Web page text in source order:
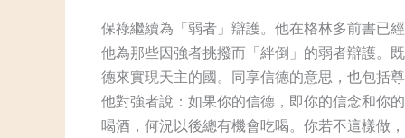
保祿繼續為「弱者」辯護。他在格林多前書已
他為那些因強者挑撥而「絆倒」的弱者辯護。
德來實現天主的國。同享信德的意思，也包括
他對強者說：如果你的信德，即你的信念和你
喝酒，何況以後總有機會吃喝。你若不這樣做